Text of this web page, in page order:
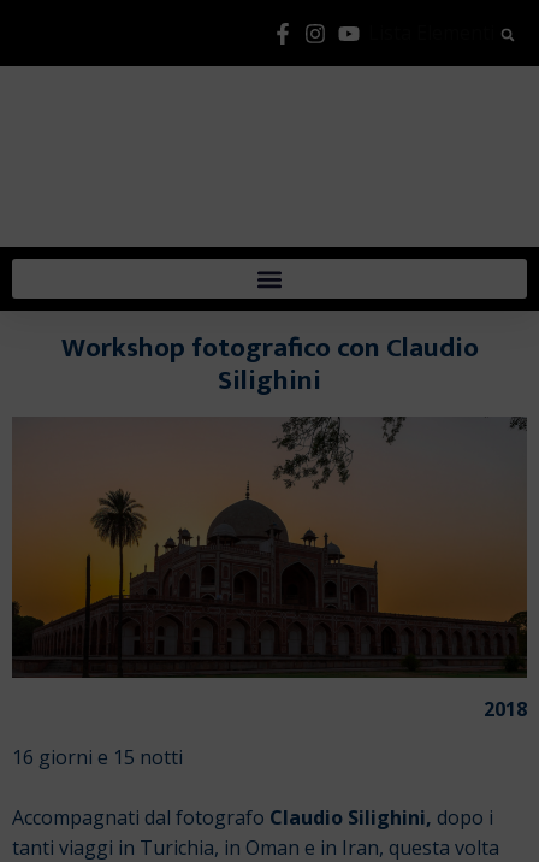
Workshop fotografico con Claudio
Silighini
2018
16 giorni e 15 notti
Accompagnati dal fotografo Claudio Silighini, dopo i
tanti viaggi in Turichia, in Oman e in Iran, questa volta